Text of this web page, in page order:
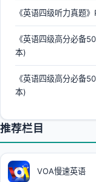
《英语四级听力真题
《英语四级高分必备
本)
《英语四级高分必备
本)
推荐栏目
VOA慢速英语